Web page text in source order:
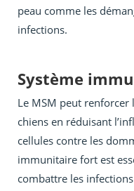
peau comme les
infections.
Système
Le MSM peut
chiens en réduisant
cellules contre les
immunitaire fort est
combattre les